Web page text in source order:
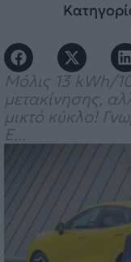
Μόλις 13 kWh/
μετακίνησης,
μικτό κύκλο!
E...